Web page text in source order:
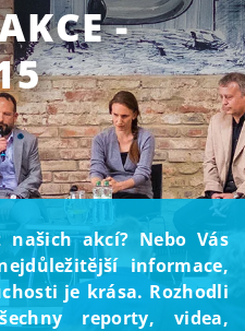
-
akcí? Nebo Vás
informace,
je krása. Rozhodli
reporty, videa,